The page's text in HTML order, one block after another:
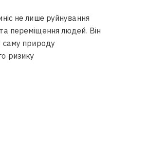
не лише руйнування
переміщення людей. Він
саму природу
ризику